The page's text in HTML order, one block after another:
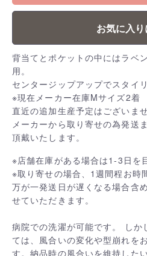
お気に入
背当てとポケットの中にはラベ
用。
センタージップアップでスタイ
※現在メーカー在庫Mサイズ2着
直近の追加生産予定はございませ
メーカーから取り寄せの為発送
頂戴いたします。
※店舗在庫がある場合は1-3日を
※取り寄せの場合、1週間程お時
万が一発送日が遅くなる場合含
せていただきます。
病院での洗濯が可能です。 しか
ては、風合いの変化や型崩れを
す。納品時の風合いを維持した